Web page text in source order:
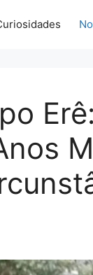
Erê: